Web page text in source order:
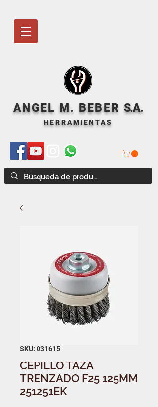
ANGEL M. BEBER S.A.
HERRAMIENTAS
SKU: 031615
CEPILLO TAZA
TRENZADO F25 125MM
251251EK